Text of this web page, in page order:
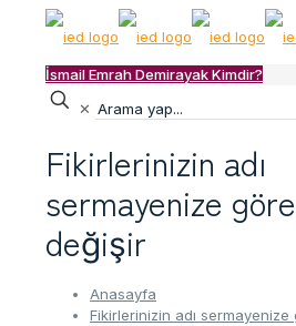
İsmail Emrah Demirayak Kimdir?
✕
Fikirlerinizin adı
sermayenize göre
değişir
Anasayfa
Fikirlerinizin adı